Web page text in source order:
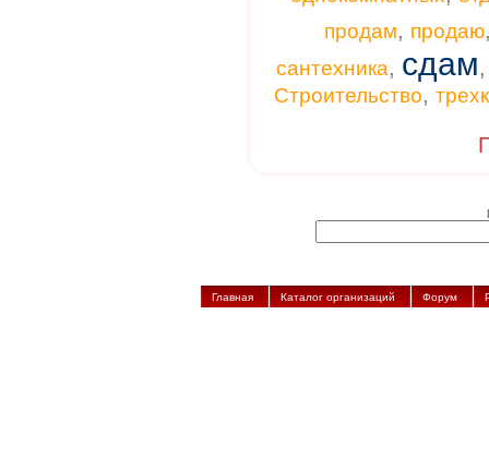
продам, продаю
сантехника, сдам
Строительство,
Главная Каталог организаций Форум